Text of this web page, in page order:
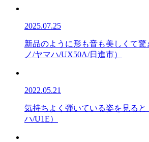
2025.07.25
新品のように形も音も美しくて
ノ/ヤマハ/UX50A/日進市）
2022.05.21
気持ちよく弾いている姿を見ると
ハ/U1E）